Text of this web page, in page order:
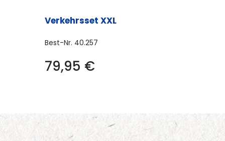
Verkehrsset XXL
Best-Nr. 40.257
79,95 €